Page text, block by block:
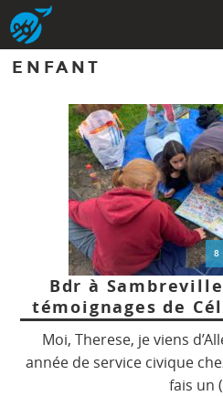
Aller
au
contenu
principal
ENFANT
8
Bdr à
témoignages de
Moi, Therese, je viens
année de service civique
fais un